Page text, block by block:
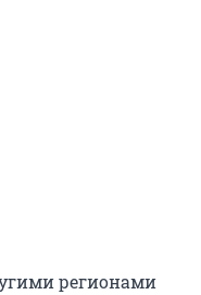
регионами